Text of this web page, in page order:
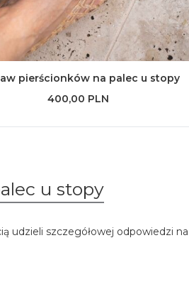
pierścionków na palec u stopy
400,00 PLN
u stopy
udzieli szczegółowej odpowiedzi na